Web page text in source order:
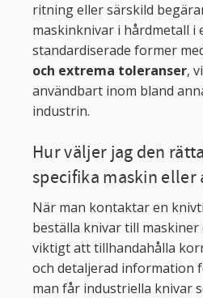
ritning eller särskild
maskinknivar i hårdmetall i
standardiserade former
och extrema toleranser,
användbart inom bland
industrin.
Hur väljer jag den
specifika maskin
När man kontaktar en
beställa knivar till
viktigt att tillhandahålla
och detaljerad information
man får industriella knivar